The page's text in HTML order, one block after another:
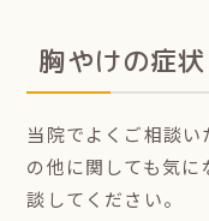
胸やけの症
当院でよくご相談
の他に関しても気
談してください。